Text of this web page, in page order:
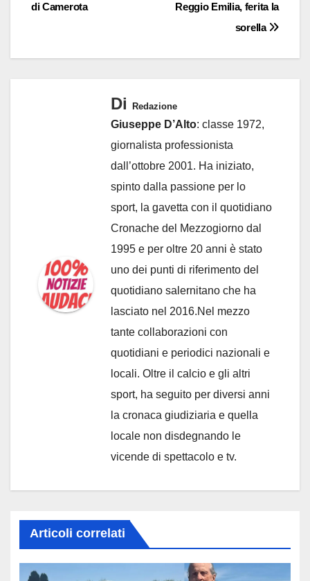
Reggio Emilia, ferita la
sorella
di Camerota
Di Redazione
Giuseppe D’Alto: classe 1972,
giornalista professionista
dall’ottobre 2001. Ha iniziato,
spinto dalla passione per lo
sport, la gavetta con il quotidiano
Cronache del Mezzogiorno dal
1995 e per oltre 20 anni è stato
uno dei punti di riferimento del
quotidiano salernitano che ha
lasciato nel 2016.Nel mezzo
tante collaborazioni con
quotidiani e periodici nazionali e
locali. Oltre il calcio e gli altri
sport, ha seguito per diversi anni
la cronaca giudiziaria e quella
locale non disdegnando le
vicende di spettacolo e tv.
Articoli correlati